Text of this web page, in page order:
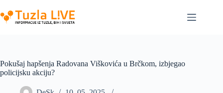
to
content
Pokušaj hapšenja Radovana Viškovića u Brčkom, izbjegao
policijsku akciju?